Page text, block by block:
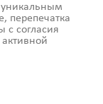
уникальным
перепечатка
с согласия